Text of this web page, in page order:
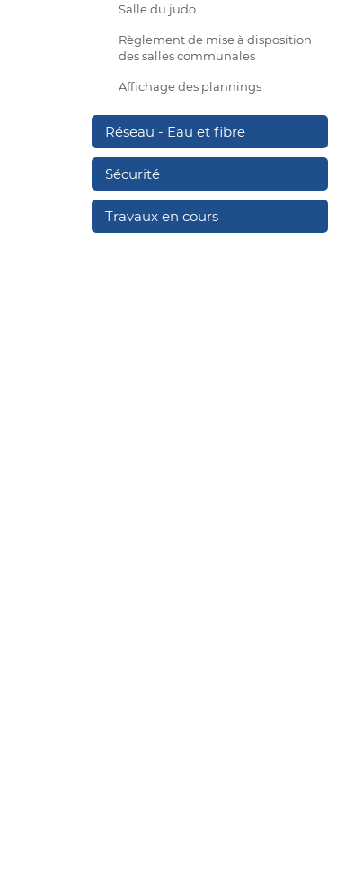
Salle du judo
Règlement de mise à disposition
des salles communales
Affichage des plannings
Réseau - Eau et fibre
Sécurité
Travaux en cours